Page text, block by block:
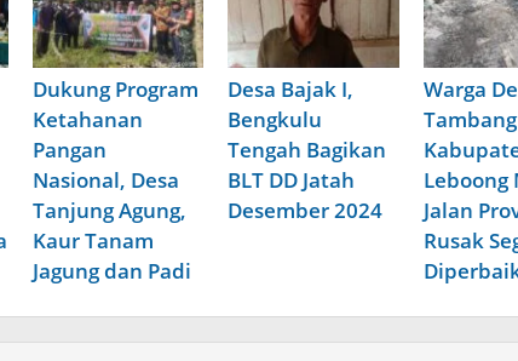
Dukung Program
Ketahanan
Pangan
Nasional, Desa
Tanjung Agung,
Kaur Tanam
Jagung dan Padi
Desa Bajak I,
Bengkulu
Tengah Bagikan
BLT DD Jatah
Desember 2024
Warga
Leboong
Jalan
Rusak